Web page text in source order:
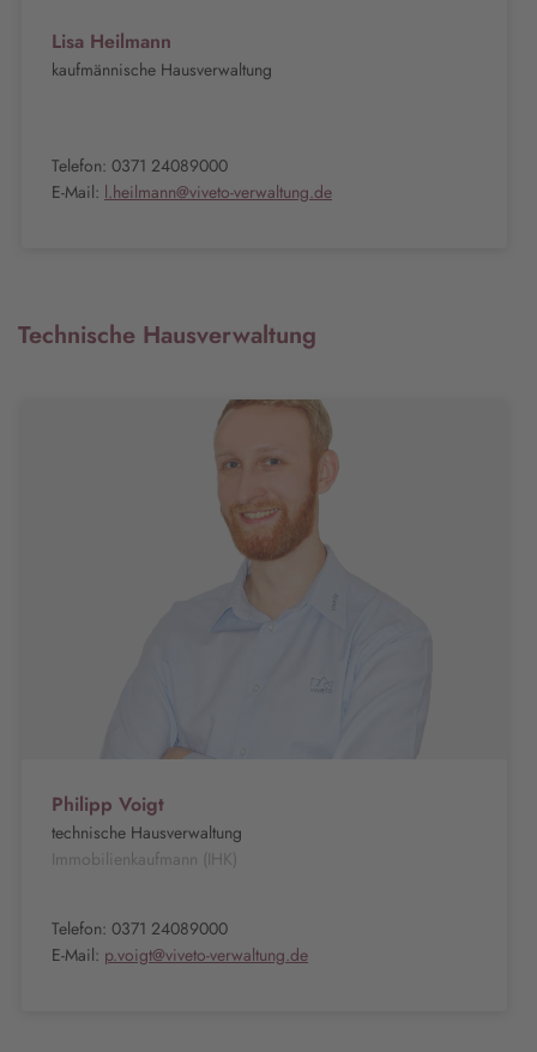
Lisa Heilmann
kaufmännische Hausverwaltung
Telefon: 0371 24089000
E-Mail: l.heilmann@viveto-verwaltung.de
Technische Hausverwaltung
Philipp Voigt
technische Hausverwaltung
Immobilienkaufmann (IHK)
Telefon: 0371 24089000
E-Mail: p.voigt@viveto-verwaltung.de